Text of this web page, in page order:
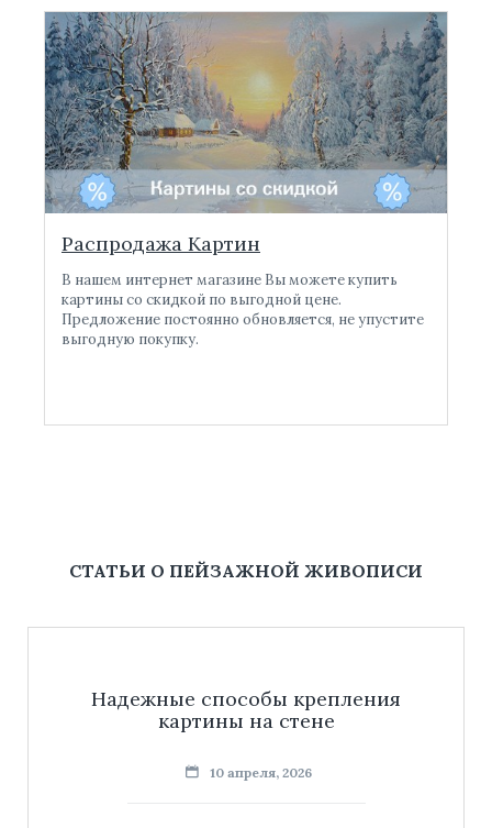
Распродажа Картин
В нашем интернет магазине Вы можете купить
картины со скидкой по выгодной цене.
Предложение постоянно обновляется, не упустите
выгодную покупку.
СТАТЬИ О ПЕЙЗАЖНОЙ ЖИВОПИСИ
Надежные способы крепления
картины на стене
10 апреля, 2026